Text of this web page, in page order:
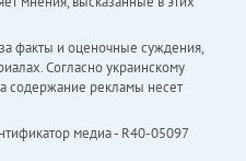
факты и оценочные суждения,
Согласно украинскому
содержание рекламы несет
медиа - R40-05097